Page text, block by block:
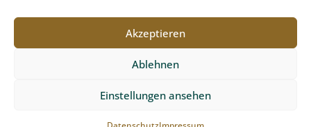
Akzeptieren
Ablehnen
Einstellungen ansehen